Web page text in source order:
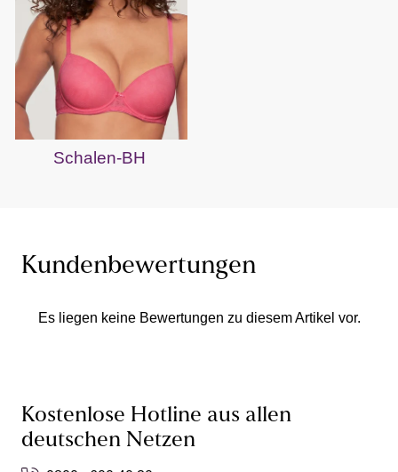
Schalen-BH
Kundenbewertungen
Es liegen keine Bewertungen zu diesem Artikel vor.
Kostenlose Hotline aus allen
deutschen Netzen